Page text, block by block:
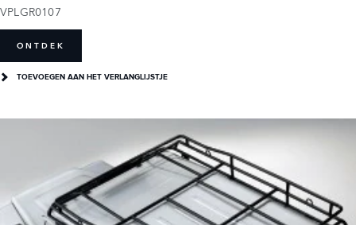
VPLGR0107
ONTDEK
TOEVOEGEN AAN HET VERLANGLIJSTJE